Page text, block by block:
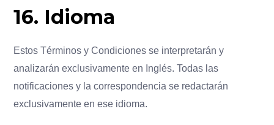
16. Idioma
Estos Términos y Condiciones se interpretarán y
analizarán exclusivamente en Inglés. Todas las
notificaciones y la correspondencia se redactarán
exclusivamente en ese idioma.